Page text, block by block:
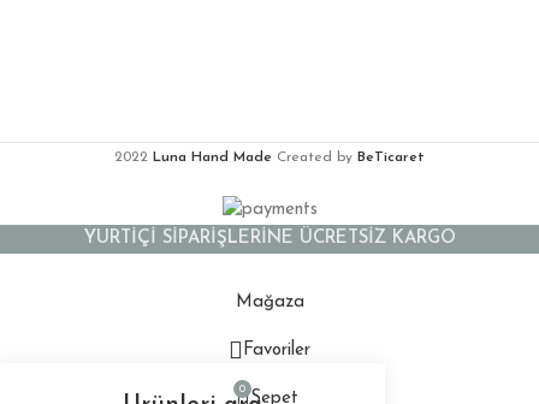
2022 Luna Hand Made Created by BeTicaret
YURTİÇİ SİPARİŞLERİNE ÜCRETSİZ KARGO
Mağaza
Favoriler
0 Sepet